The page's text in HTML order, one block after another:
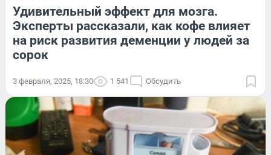
Удивительный эффект для мозга.
Эксперты рассказали, как кофе влияет
на риск развития деменции у людей за
сорок
3 февраля, 2025, 18:30 1 541 Обсудить